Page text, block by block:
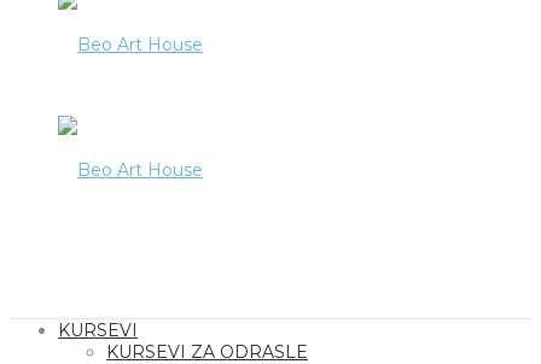
KURSEVI
KURSEVI ZA ODRASLE